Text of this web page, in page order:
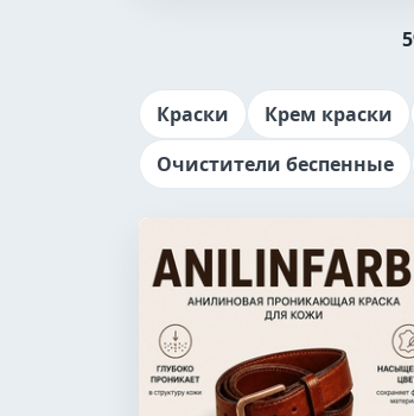
Краски Крем краски
Очистители беспенные